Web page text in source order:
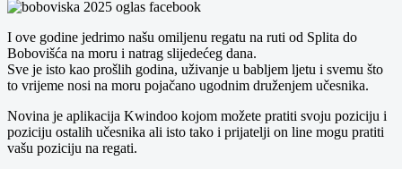
I ove godine jedrimo našu omiljenu regatu na ruti od Splita do
Bobovišća na moru i natrag slijedećeg dana.
Sve je isto kao prošlih godina, uživanje u babljem ljetu i svemu što
to vrijeme nosi na moru pojačano ugodnim druženjem učesnika.
Novina je aplikacija Kwindoo kojom možete pratiti svoju poziciju i
poziciju ostalih učesnika ali isto tako i prijatelji on line mogu pratiti
vašu poziciju na regati.